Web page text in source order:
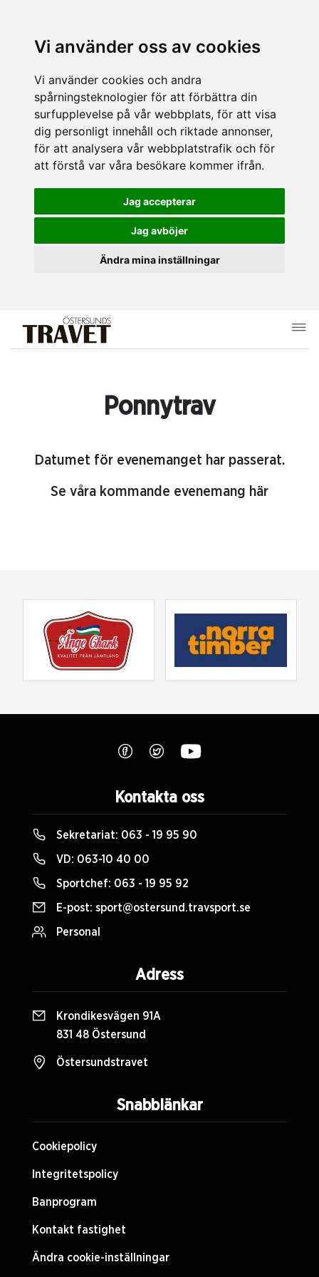
Vi använder oss av cookies
Vi använder cookies och andra
spårningsteknologier för att förbättra din
surfupplevelse på vår webbplats, för att visa
dig personligt innehåll och riktade annonser,
för att analysera vår webbplatstrafik och för
att förstå var våra besökare kommer ifrån.
Jag accepterar
Jag avböjer
Ändra mina inställningar
Ponnytrav
Datumet för evenemanget har passerat.
Se våra kommande evenemang här
Snabblänkar
Cookiepolicy
Integritetspolicy
Banprogram
Kontakt fastighet
Ändra cookie-inställningar
Kontakta oss
Sekretariat: 063 - 19 95 90
VD: 063-10 40 00
Sportchef: 063 - 19 95 92
E-post: sport@ostersund.travsport.se
Personal
Adress
Krondikesvägen 91A
831 48 Östersund
Östersundstravet